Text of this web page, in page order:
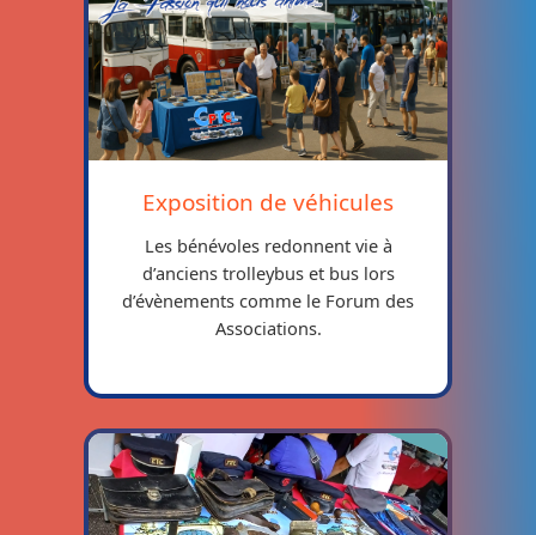
Exposition de véhicules
Les bénévoles redonnent vie à
d’anciens trolleybus et bus lors
d’évènements comme le Forum des
Associations.